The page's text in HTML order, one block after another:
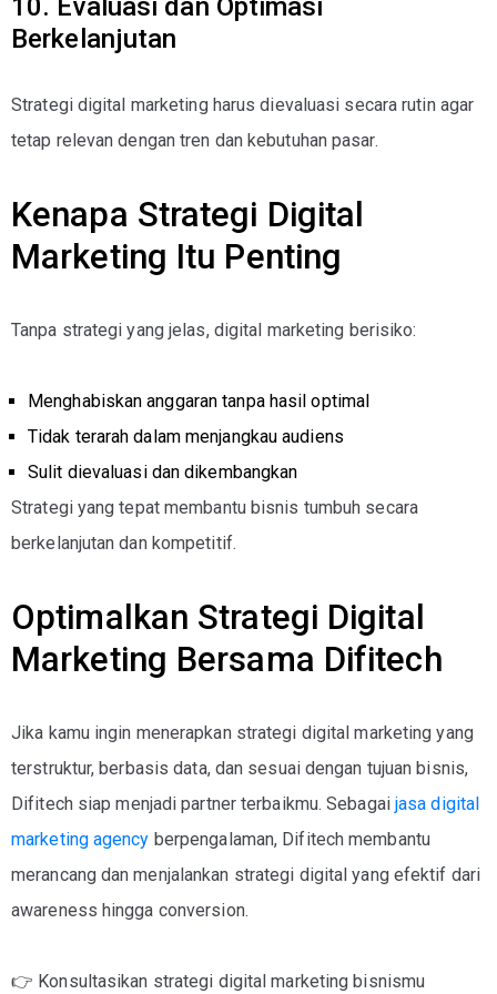
10. Evaluasi dan Optimasi
Berkelanjutan
Strategi digital marketing harus dievaluasi secara rutin agar
tetap relevan dengan tren dan kebutuhan pasar.
Kenapa Strategi Digital
Marketing Itu Penting
Tanpa strategi yang jelas, digital marketing berisiko:
Menghabiskan anggaran tanpa hasil optimal
Tidak terarah dalam menjangkau audiens
Sulit dievaluasi dan dikembangkan
Strategi yang tepat membantu bisnis tumbuh secara
berkelanjutan dan kompetitif.
Optimalkan Strategi Digital
Marketing Bersama Difitech
Jika kamu ingin menerapkan strategi digital marketing yang
terstruktur, berbasis data, dan sesuai dengan tujuan bisnis,
Difitechsiap menjadi partner terbaikmu. Sebagaijasa digital
marketing agency berpengalaman, Difitech membantu
merancang dan menjalankan strategi digital yang efektif dari
awareness hingga conversion.
👉 Konsultasikan strategi digital marketing bisnismu